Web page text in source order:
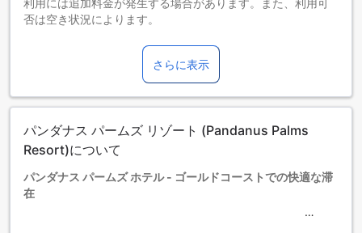
利用には追加料金が発生する場合があります。また、利用可
否は空き状況によります。
添い寝の場合は宿泊無料です。
13歳以上の宿泊者は大人とみなされます。
エキストラベッドの追加可否は、ルームタイプにより異なり
ます。各ルームタイプ欄の記載をお確かめください。ルーム
ていない場合は、エキストラベッドの追加はできません。
【ご注意】6部屋以上をご予約の場合は、異なるご予約条件や
さらに表示
パンダナス パームズ リゾート (Pandanus Palms
Resort)について
パンダナス パームズ ホテル - ゴールドコーストでの快適な滞
在